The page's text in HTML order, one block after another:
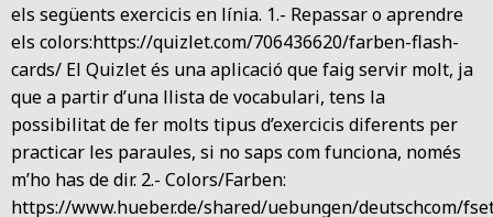
els següents exercicis en línia. 1.- Repassar o aprendre
els colors:https://quizlet.com/706436620/farben-flash-
cards/ El Quizlet és una aplicació que faig servir molt, ja
que a partir d’una llista de vocabulari, tens la
possibilitat de fer molts tipus d’exercicis diferents per
practicar les paraules, si no saps com funciona, només
m’ho has de dir. 2.- Colors/Farben:
https://www.hueber.de/shared/uebungen/deutschcom/